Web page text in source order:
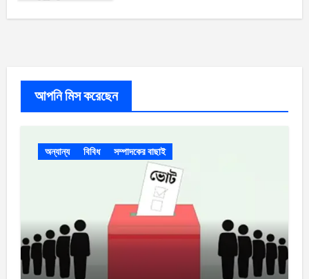
আপনি মিস করেছেন
অন্যান্য বিবিধ সম্পাদকের বাছাই